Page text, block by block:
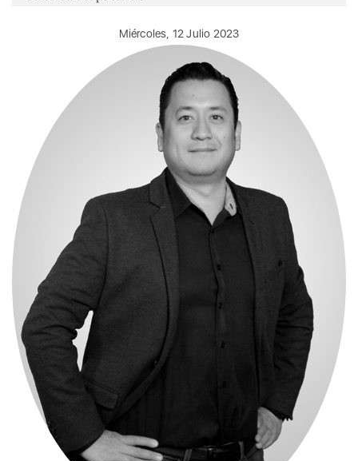
Miércoles, 12 Julio 2023